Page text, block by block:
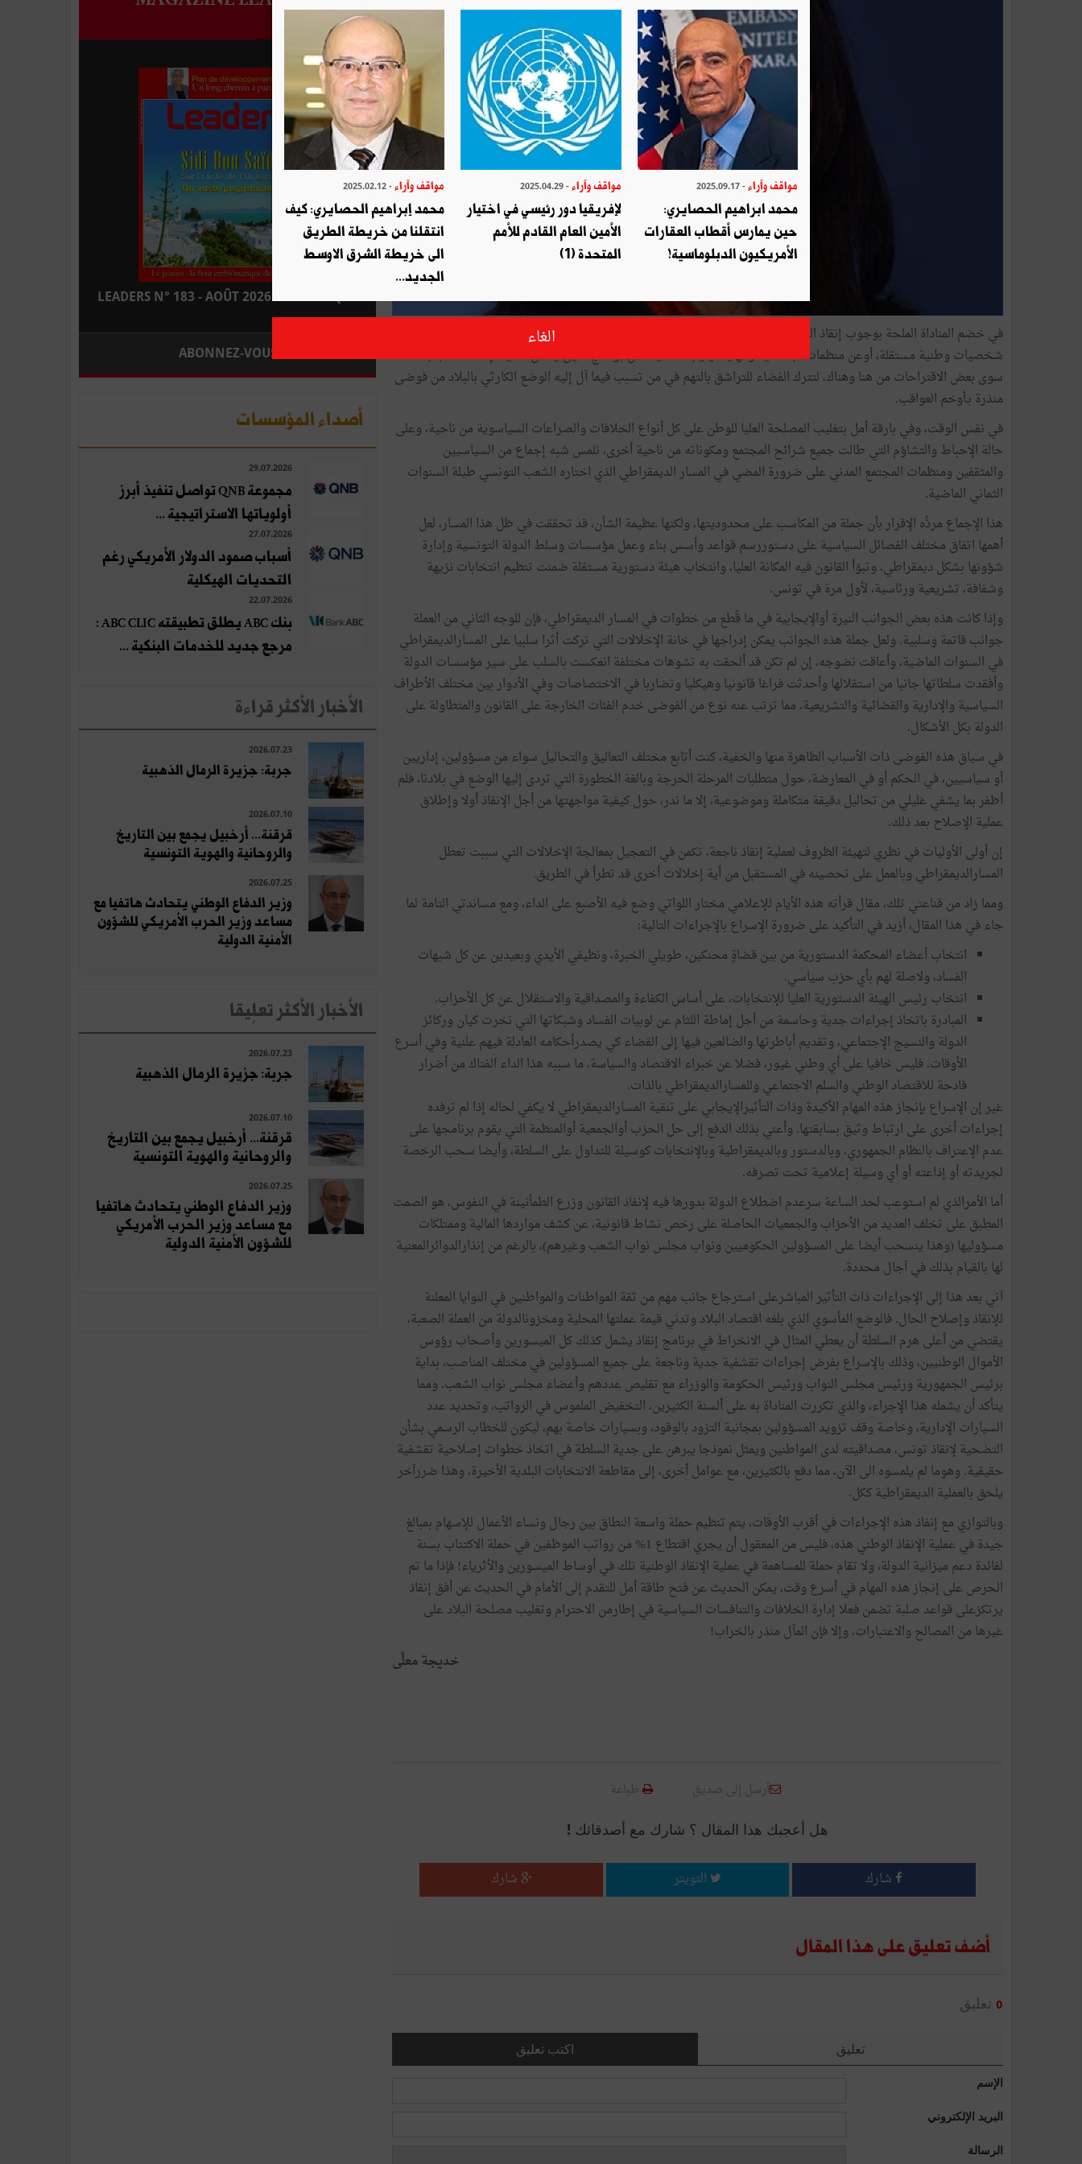
في خضم المناداة الملحة بوجوب إنقاذ الدولة من الانهيارالذي يتهددها، وهي المناداة الصادرة سواء عن تكتلات حزبية، أوعن
شخصيات وطنية مستقلة، أوعن منظمات اجتماعية ومهنية، يغيب الحديث عن برنامج دقيق يحقق عملية الإنقاذ تلك بنجاعة،
سوى بعض الاقتراحات من هنا وهناك، لتترك الفضاء للتراشق بالتهم في من تسبب فيما آل إليه الوضع الكارثي بالبلاد من فوضى
منذرة بـأوخم العواقب.
في نفس الوقت، وفي بارقة أمل بتغليب المصلحة العليا للوطن على كل أنواع الخلافات والصراعات السياسوية من ناحية، وعلى
حالة الإحباط والتشاؤم التي طالت جميع شرائح المجتمع ومكوناته من ناحية أخرى، نلمس شبه إجماع من السياسيين
والمثقفين ومنظمات المجتمع المدني على ضرورة المضي في المسار الديمقراطي الذي اختاره الشعب التونسي طيلة السنوات
الثماني الماضية.
هذا الإجماع مردُّه الإقرار بأن جملة من المكاسب على محدوديتها، ولكنها عظيمة الشأن، قد تحققت في ظل هذا المسار، لعل
أهمها اتفاق مختلف الفصائل السياسية على دستوررسم قواعد وأسس بناء وعمل مؤسسات وسلط الدولة التونسية وإدارة
شؤونها بشكل ديمقراطي، وتبوّأ القانون فيه المكانة العليا، وانتخاب هيئة دستورية مستقلة ضمنت تنظيم انتخابات نزيهة
وشفافة، تشريعية ورئاسية، لأول مرة في تونس.
وإذا كانت هذه بعض الجوانب النيرة أوالإيجابية في ما قُطع من خطوات في المسار الديمقراطي، فإن للوجه الثاني من العملة
جوانب قاتمة وسلبية. ولعل جملة هذه الجوانب يمكن إدراجها في خانة الإخلالات التي تركت أثرا سلبيا على المسارالديمقراطي
في السنوات الماضية، وأعاقت نضوجه، إن لم تكن قد ألحقت به تشوهات مختلفة انعكست بالسلب على سير مؤسسات الدولة
وأفقدت سلطاتها جانبا من استقلالها وأحدثت فراغا قانونيا وهيكليا وتضاربا في الاختصاصات وفي الأدوار بين مختلف الأطراف
السياسية والإدارية والقضائية والتشريعية، مما ترتب عنه نوع من الفوضى خدم الفئات الخارجة على القانون والمتطاولة على
الدولة بكل الأشكال.
في سياق هذه الفوضى ذات الأسباب الظاهرة منها والخفية، كنت أتابع مختلف التعاليق والتحاليل سواء من مسؤولين، إداريين
أو سياسيين، في الحكم أو في المعارضة، حول متطلبات المرحلة الحرجة وبالغة الخطورة التي تردى إليها الوضع في بلادنا، فلم
أظفر بما يشفي غليلي من تحاليل دقيقة متكاملة وموضوعية، إلا ما ندر، حول كيفية مواجهتها من أجل الإنقاذ أولا وإطلاق
عملية الإصلاح بعد ذلك.
إن أولى الأوليات في نظري لتهيئة الظروف لعملية إنقاذ ناجعة، تكمن في التعجيل بمعالجة الإخلالات التي سببت تعطل
المسارالديمقراطي وبالعمل على تحصينه في المستقبل من أية إخلالات أخرى قد تطرأ في الطريق.
ومما زاد من قناعتي تلك، مقال قرأته هذه الأيام للإعلامي مختار اللواتي وضع فيه الأصبع على الداء، ومع مساندتي التامة لما
جاء في هذا المقال، أزيد في التأكيد على ضرورة الإسراع بالإجراءات التالية:
انتخاب أعضاء المحكمة الدستورية من بين قضاةٍ محنكين، طويلي الخبرة، ونظيفي الأيدي وبعيدين عن كل شبهات
الفساد، ولاصلة لهم بأي حزب سياسي.
انتخاب رئيس الهيئة الدستورية العليا للإنتخابات، على أساس الكفاءة والمصداقية والاستقلال عن كل الأحزاب.
المبادرة باتخاذ إجراءات جدية وحاسمة من أجل إماطة اللثام عن لوبيات الفساد وشبكاتها التي نخرت كيان وركائز
الدولة والنسيج الإجتماعي، وتقديم أباطرتها والضالعين فيها إلى القضاء كي يصدرأحكامه العادلة فيهم علنية وفي أسرع
الأوقات. فليس خافيا على أي وطني غيور، فضلا عن خبراء الاقتصاد والسياسة، ما سببه هذا الداء الفتاك من أضرار
فادحة للاقتصاد الوطني والسلم الاجتماعي وللمسارالديمقراطي بالذات.
غير إن الإسراع بإنجاز هذه المهام الأكيدة وذات التأثيرالإيجابي على تنقية المسارالديمقراطي لا يكفي لحاله إذا لم ترفده
إجراءات أخرى على ارتباط وثيق بسابقتها. وأعني بذلك الدفع إلى حل الحزب أوالجمعية أوالمنظمة التي يقوم برنامجها على
عدم الإعتراف بالنظام الجمهوري، وبالدستور وبالديمقراطية وبالإنتخابات كوسيلة للتداول على السلطة، وأيضا سحب الرخصة
لجريدته أو إذاعته أو أي وسيلة إعلامية تحت تصرفه.
أما الأمرالذي لم استوعب لحد الساعة سرعدم اضطلاع الدولة بدورها فيه لإنفاذ القانون وزرع الطمأنينة في النفوس، هو الصمت
المطبق على تخلف العديد من الأحزاب والجمعيات الحاصلة على رخص نشاط قانونية، عن كشف مواردها المالية وممتلكات
مسؤوليها (وهذا ينسحب أيضا على المسؤولين الحكوميين ونواب مجلس نواب الشعب وغيرهم)، بالرغم من إنذارالدوائرالمعنية
لها بالقيام بذلك في آجال محددة.
آتي بعد هذا إلى الإجراءات ذات التأثير المباشرعلى استرجاع جانب مهم من ثقة المواطنات والمواطنين في النوايا المعلنة
للإنقاذ وإصلاح الحال. فالوضع المأسوي الذي بلغه اقتصاد البلاد وتدني قيمة عملتها المحلية ومخزونالدولة من العملة الصعبة،
يقتضي من أعلى هرم السلطة أن يعطي المثال في الانخراط في برنامج إنقاذ يشمل كذلك كل الميسورين وأصحاب رؤوس
الأموال الوطنيين، وذلك بالإسراع بفرض إجراءات تقشفية جدية وناجعة على جميع المسؤولين في مختلف المناصب، بداية
برئيس الجمهورية ورئيس مجلس النواب ورئيس الحكومة والوزراء مع تقليص عددهم وأعضاء مجلس نواب الشعب. ومما
يتأكد أن يشمله هذا الإجراء، والذي تكررت المناداة به على ألسنة الكثيرين، التخفيض الملموس في الرواتب، وتحديد عدد
السيارات الإدارية، وخاصة وقف تزويد المسؤولين بمجانية التزود بالوقود، وبسيارات خاصة بهم، ليكون للخطاب الرسمي بشأن
التضحية لإنقاذ تونس، مصداقيته لدى المواطنين ويمثل نموذجا يبرهن على جدية السلطة في اتخاذ خطوات إصلاحية تقشفية
حقيقية. وهوما لم يلمسوه الى الآن، مما دفع بالكثيرين، مع عوامل أخرى، إلى مقاطعة الانتخابات البلدية الأخيرة، وهذا ضررآخر
يلحق بالعملية الديمقراطية ككل.
وبالتوازي مع إنفاذ هذه الإجراءات في أقرب الأوقات، يتم تنظيم حملة واسعة النطاق بين رجال ونساء الأعمال للإسهام بمبالغ
جيدة في عملية الإنقاذ الوطني هذه، فليس من المعقول أن يجري اقتطاع 1% من رواتب الموظفين في حملة الاكتتاب بسنة
لفائدة دعم ميزانية الدولة، ولا تقام حملة للمساهمة في عملية الإنقاذ الوطنية تلك في أوساط الميسورين والأثرياء! فإذا ما تم
الحرص على إنجاز هذه المهام في أسرع وقت، يمكن الحديث عن فتح طاقة أمل للتقدم إلى الأمام في الحديث عن أفق إنقاذ
يرتكزعلى قواعد صلبة تضمن فعلا إدارة الخلافات والتنافسات السياسية في إطارمن الاحترام وتغليب مصلحة البلاد على
غيرها من المصالح والاعتبارات، وإلا فإن المآل منذر بالخراب!
خديجة معلَّى
أرسل إلى صديق طباعة
هل أعجبك هذا المقال ؟ شارك مع أصدقائك !
شارك التويتر شارك
أضف تعليق على هذا المقال
0 تعليق
اكتب تعليق تعليق
الإسم
البريد الإلكتروني
الرسالة
LEADERS N° 183 - AOÛT 2026 : EN KIOSQUE
ABONNEZ-VOUS
أصداء المؤسسات
29.07.2026
مجموعة QNB تواصل تنفيذ أبرز
أولوياتها الاستراتيجية ...
27.07.2026
أسباب صمود الدولار الأمريكي رغم
التحديات الهيكلية
22.07.2026
بنك ABC يطلق تطبيقته ABC CLIC :
مرجع جديد للخدمات البنكية ...
الأخبار الأكثر قراءة
2026.07.23
جربة: جزيرة الرمال الذهبية
2026.07.10
قرقنة... أرخبيل يجمع بين التاريخ
والروحانية والهوية التونسية
2026.07.25
وزير الدفاع الوطني يتحادث هاتفيا مع
مساعد وزير الحرب الأمريكي للشؤون
الأمنية الدولية
الأخبار الأكثر تعلِيقا
2026.07.23
جربة: جزيرة الرمال الذهبية
2026.07.10
قرقنة... أرخبيل يجمع بين التاريخ
والروحانية والهوية التونسية
2026.07.25
وزير الدفاع الوطني يتحادث هاتفيا
مع مساعد وزير الحرب الأمريكي
للشؤون الأمنية الدولية
مواقف وآراء - 2025.09.17
محمد ابراهيم الحصايري:
حين يمارس أقطاب العقارات
الأمريكيون الدبلوماسية!
مواقف وآراء - 2025.04.29
لإفريقيا دور رئيسي في اختيار
الأمين العام القادم للأمم
المتحدة (1)
مواقف وآراء- 2025.02.12
محمد إبراهيم الحصايري: كيف
انتقلنا من خريطة الطريق
الى خريطة الشرق الاوسط
الجديد...
الغاء